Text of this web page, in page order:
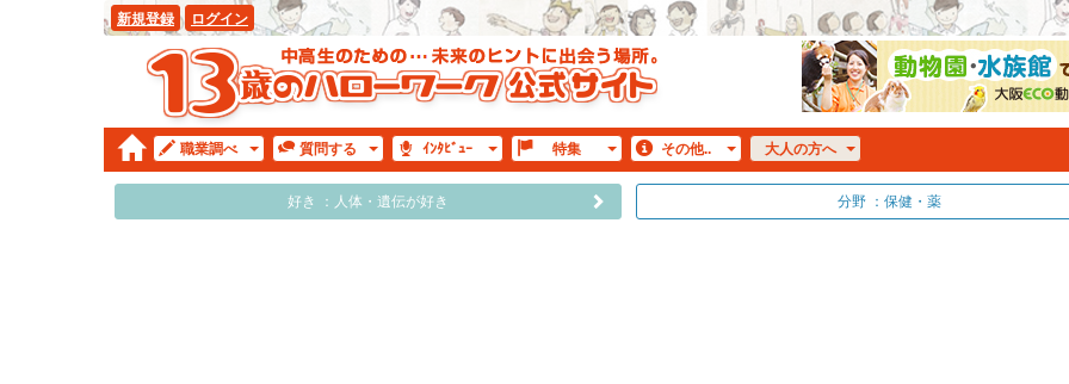
新規登録 ログイン
職業調べ 質問する ｲﾝﾀﾋﾞｭｰ 特集 その他.. 大人の方へ
好き ：人体・遺伝が好き 分野 ：保健・薬